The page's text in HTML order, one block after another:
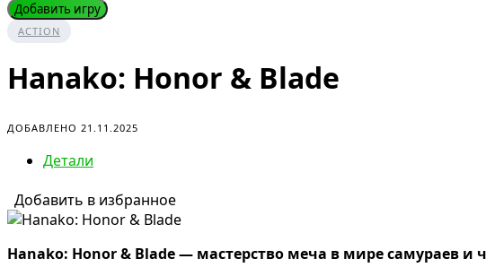
Добавить игру
ACTION
Hanako: Honor & Blade
ДОБАВЛЕНО 21.11.2025
Детали
Добавить в избранное
Hanako: Honor & Blade — мастерство меча в мире самураев и